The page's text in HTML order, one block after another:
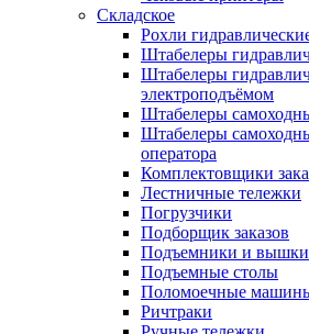
Складское
Рохли
Штабелеры
Штабелеры
электроподъёмом
Штабелеры
Штабелеры
оператора
Комплектовщики
Лестничные тележки
Погрузчики
Подборщик заказов
Подъемники и вышки
Подъемные столы
Поломоечные
Ричтраки